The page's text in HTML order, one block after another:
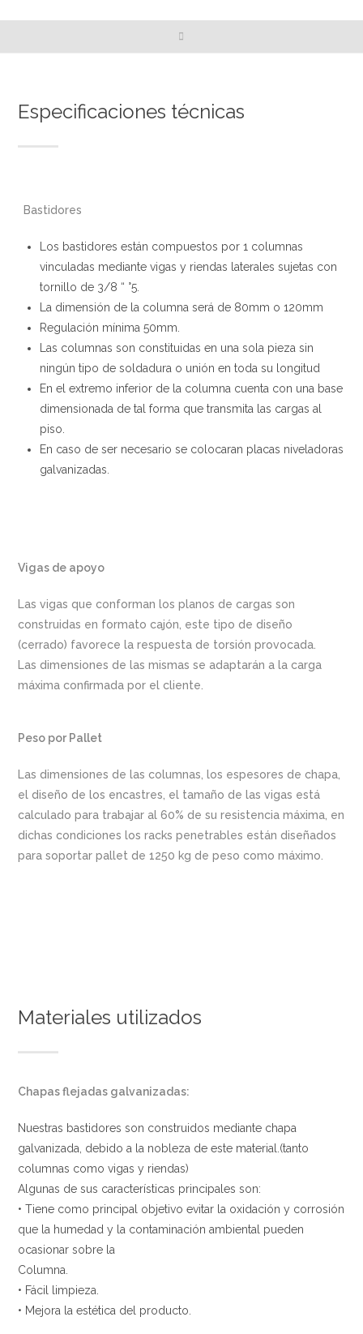
Especificaciones técnicas
Bastidores
Los bastidores están compuestos por 1 columnas
vinculadas mediante vigas y riendas laterales sujetas con
tornillo de 3/8 “ °5.
La dimensión de la columna será de 80mm o 120mm
Regulación mínima 50mm.
Las columnas son constituidas en una sola pieza sin
ningún tipo de soldadura o unión en toda su longitud
En el extremo inferior de la columna cuenta con una base
dimensionada de tal forma que transmita las cargas al
piso.
En caso de ser necesario se colocaran placas niveladoras
galvanizadas.
Vigas de apoyo
Las vigas que conforman los planos de cargas son
construidas en formato cajón, este tipo de diseño
(cerrado) favorece la respuesta de torsión provocada.
Las dimensiones de las mismas se adaptarán a la carga
máxima confirmada por el cliente.
Peso por Pallet
Las dimensiones de las columnas, los espesores de chapa,
el diseño de los encastres, el tamaño de las vigas está
calculado para trabajar al 60% de su resistencia máxima, en
dichas condiciones los racks penetrables están diseñados
para soportar pallet de 1250 kg de peso como máximo.
Materiales utilizados
Chapas flejadas galvanizadas:
Nuestras bastidores son construidos mediante chapa
galvanizada, debido a la nobleza de este material.(tanto
columnas como vigas y riendas)
Algunas de sus características principales son:
• Tiene como principal objetivo evitar la oxidación y corrosión
que la humedad y la contaminación ambiental pueden
ocasionar sobre la
Columna.
• Fácil limpieza.
• Mejora la estética del producto.